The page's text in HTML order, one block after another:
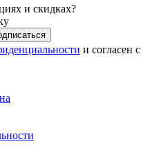
длительного горения
мангал с крышкой
и скидках?
и согласен с